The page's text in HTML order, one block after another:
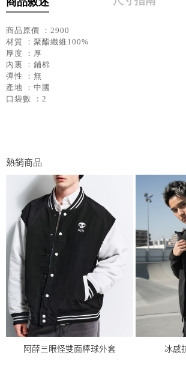
商品原價 ：2900
材質 ：聚酯纖維100%
厚度 ：厚
內裏 ：鋪棉
彈性 ：無
產地 ：中國
口袋數 ：2
熱銷商品
阿薛三眼怪雙面棒球外套 冰感